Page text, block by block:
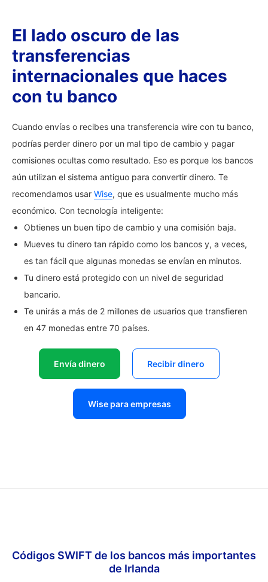
El lado oscuro de las
transferencias
internacionales que haces
con tu banco
Cuando envías o recibes una transferencia wire con tu banco,
podrías perder dinero por un mal tipo de cambio y pagar
comisiones ocultas como resultado. Eso es porque los bancos
aún utilizan el sistema antiguo para convertir dinero. Te
recomendamos usar Wise, que es usualmente mucho más
económico. Con tecnología inteligente:
Obtienes un buen tipo de cambio y una comisión baja.
Mueves tu dinero tan rápido como los bancos y, a veces,
es tan fácil que algunas monedas se envían en minutos.
Tu dinero está protegido con un nivel de seguridad
bancario.
Te unirás a más de 2 millones de usuarios que transfieren
en 47 monedas entre 70 países.
Envía dinero Recibir dinero
Wise para empresas
Códigos SWIFT de los bancos más importantes
de Irlanda